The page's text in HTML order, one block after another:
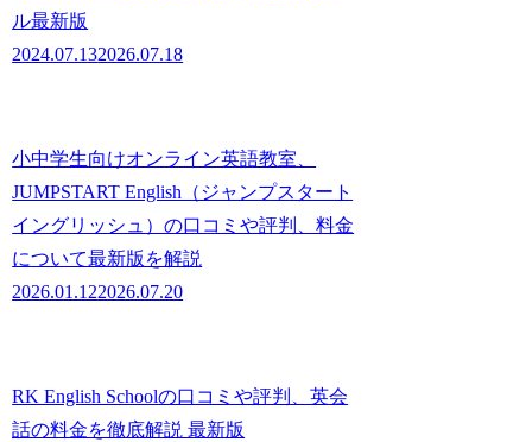
ル最新版
2024.07.132026.07.18
小中学生向けオンライン英語教室、
JUMPSTART English（ジャンプスタート
イングリッシュ）の口コミや評判、料金
について最新版を解説
2026.01.122026.07.20
RK English Schoolの口コミや評判、英会
話の料金を徹底解説 最新版